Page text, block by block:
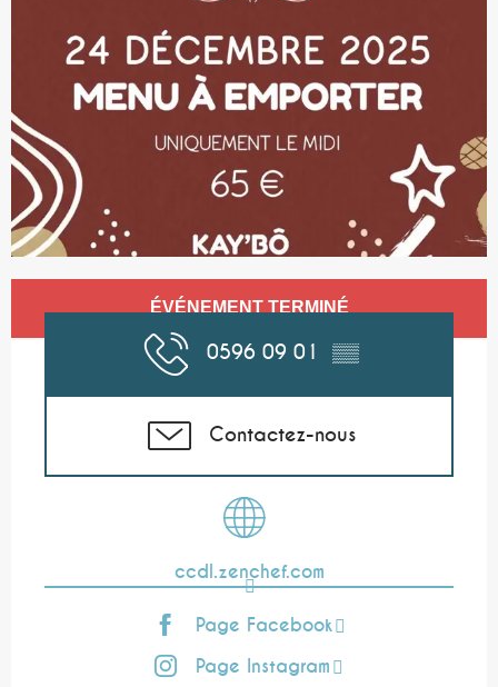
Ouverture et coordonnées
ÉVÉNEMENT TERMINÉ
0596 09 01 ▒▒
Contactez-nous
ccdl.zenchef.com
Page Facebook
Page Instagram